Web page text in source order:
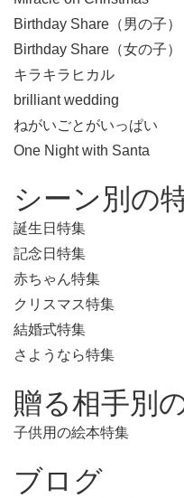
Birthday Share（男の子）
Birthday Share（女の子）
キラキラヒカル
brilliant wedding
ねがいごとがいっぱい
One Night with Santa
シーン別の
誕生日特集
記念日特集
赤ちゃん特集
クリスマス特集
結婚式特集
さようなら特集
贈る相手別
子供用の絵本特集
ブログ